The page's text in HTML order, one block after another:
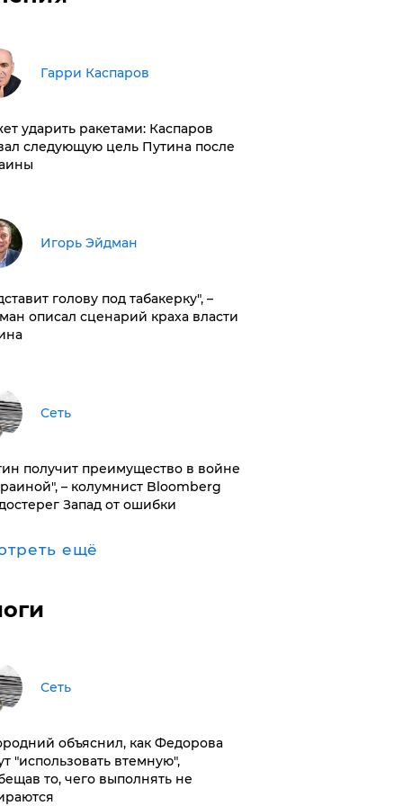
Гарри Каспаров
ударить ракетами: Каспаров
следующую цель Путина после
Игорь Эйдман
голову под табакерку", –
описал сценарий краха власти
Сеть
получит преимущество в войне
– колумнист Bloomberg
Запад от ошибки
ещё
Сеть
объяснил, как Федорова
"использовать втемную",
то, чего выполнять не